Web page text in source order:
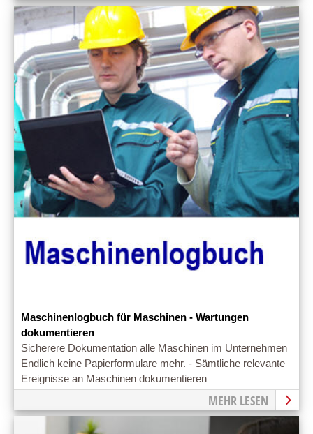
Maschinenlogbuch für Maschinen - Wartungen
dokumentieren
Sicherere Dokumentation alle Maschinen im Unternehmen
Endlich keine Papierformulare mehr. - Sämtliche relevante
Ereignisse an Maschinen dokumentieren
MEHR LESEN